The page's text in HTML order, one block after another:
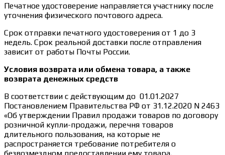
Печатное удостоверение направляется участнику после
уточнения физического почтового адреса.
Срок отправки печатного удостоверения от 1 до 3
недель. Срок реальной доставки после отправления
зависит от работы Почты России.
Условия возврата или обмена товара, а также
возврата денежных средств
В соответствии с действующим до 01.01.2027
Постановлением Правительства РФ от 31.12.2020 N 2463
«Об утверждении Правил продажи товаров по договору
розничной купли-продажи, перечня товаров
длительного пользования, на которые не
распространяется требование потребителя о